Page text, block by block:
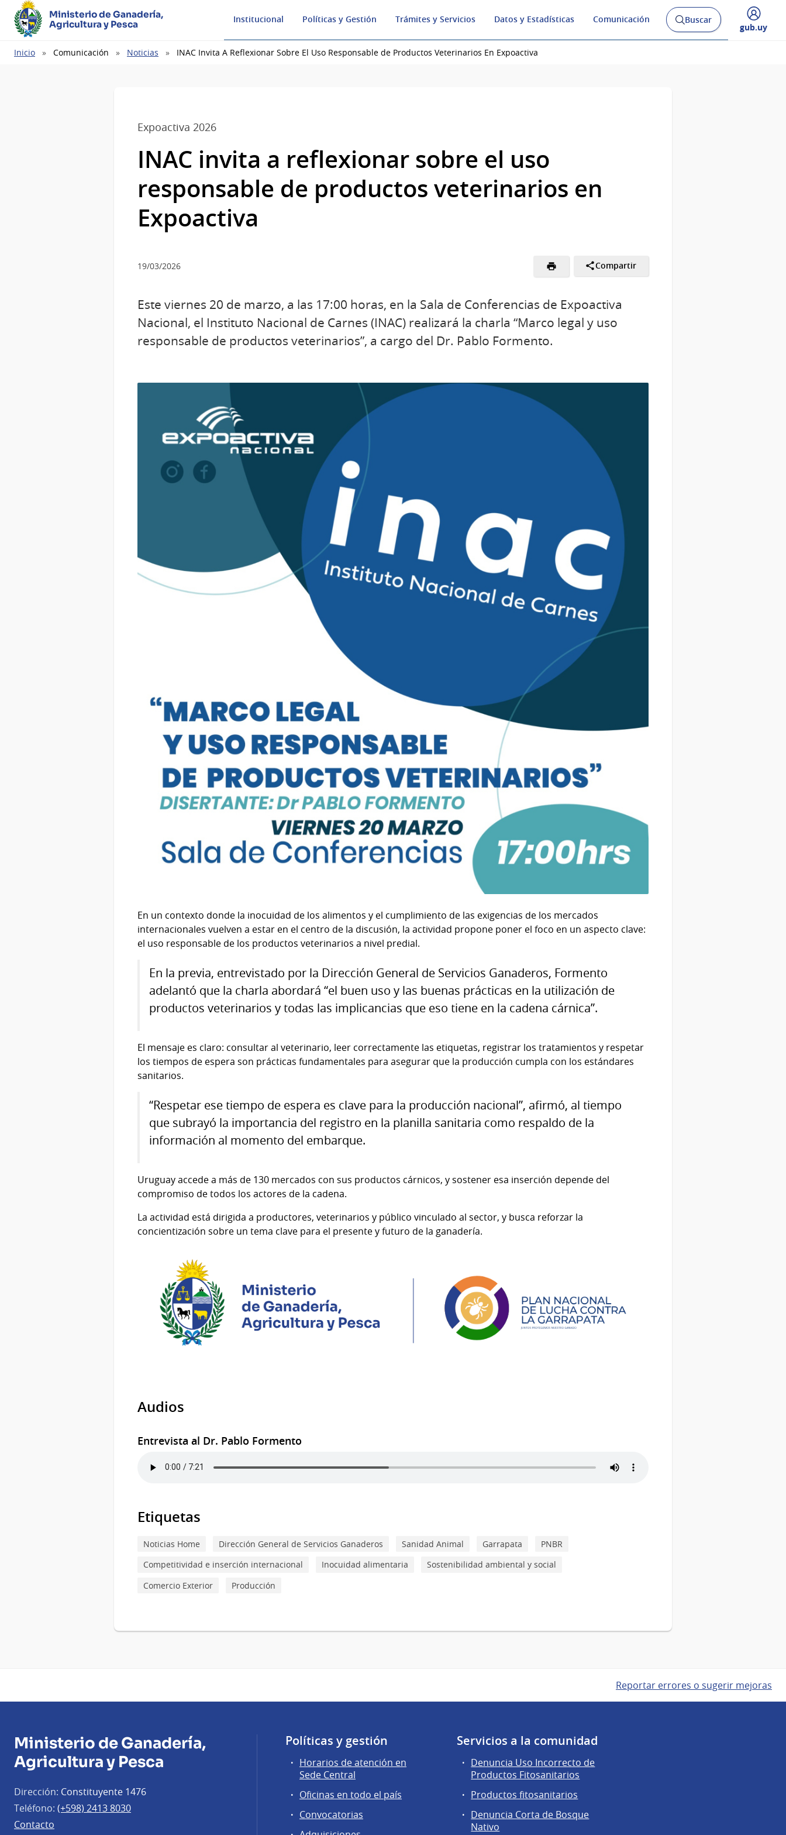
Ministerio de Ganadería,
Agricultura y Pesca
Institucional Políticas y Gestión Trámites y Servicios Datos y Estadísticas Comunicación
Abrir
buscador
Buscar
Desplegar
gub.uy
Ruta
Inicio Comunicación Noticias INAC Invita A Reflexionar Sobre El Uso Responsable de Productos Veterinarios En Expoactiva
Expoactiva 2026
INAC invita a reflexionar sobre el uso
responsable de productos veterinarios en
Expoactiva
19/03/2026 Compartir
Este viernes 20 de marzo, a las 17:00 horas, en la Sala de Conferencias de Expoactiva
Nacional, el Instituto Nacional de Carnes (INAC) realizará la charla “Marco legal y uso
responsable de productos veterinarios”, a cargo del Dr. Pablo Formento.
En un contexto donde la inocuidad de los alimentos y el cumplimiento de las exigencias de los mercados
internacionales vuelven a estar en el centro de la discusión, la actividad propone poner el foco en un aspecto clave:
el uso responsable de los productos veterinarios a nivel predial.
En la previa, entrevistado por la Dirección General de Servicios Ganaderos, Formento
adelantó que la charla abordará “el buen uso y las buenas prácticas en la utilización de
productos veterinarios y todas las implicancias que eso tiene en la cadena cárnica”.
El mensaje es claro: consultar al veterinario, leer correctamente las etiquetas, registrar los tratamientos y respetar
los tiempos de espera son prácticas fundamentales para asegurar que la producción cumpla con los estándares
sanitarios.
“Respetar ese tiempo de espera es clave para la producción nacional”, afirmó, al tiempo
que subrayó la importancia del registro en la planilla sanitaria como respaldo de la
información al momento del embarque.
Uruguay accede a más de 130 mercados con sus productos cárnicos, y sostener esa inserción depende del
compromiso de todos los actores de la cadena.
La actividad está dirigida a productores, veterinarios y público vinculado al sector, y busca reforzar la
concientización sobre un tema clave para el presente y futuro de la ganadería.
Audios
Entrevista al Dr. Pablo Formento
Etiquetas
Noticias Home Dirección General de Servicios Ganaderos Sanidad Animal Garrapata
PNBR
Competitividad e inserción internacional
Inocuidad alimentaria
Sostenibilidad ambiental y social
Comercio Exterior
Producción
Reportar errores o sugerir mejoras
Ministerio de Ganadería,
Agricultura y Pesca
Dirección: Constituyente 1476
Teléfono: (+598) 2413 8030
Contacto
Políticas y gestión
Horarios de atención en
Sede Central
Oficinas en todo el país
Convocatorias
Servicios a la comunidad
Denuncia Uso Incorrecto de
Productos Fitosanitarios
Productos fitosanitarios
Denuncia Corta de Bosque
Nativo